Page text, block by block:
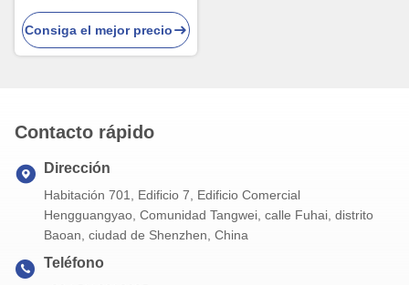
restauración dental sin
costuras con resistencia a
las manchas
Consiga el mejor precio
Contacto rápido
Dirección
Habitación 701, Edificio 7, Edificio Comercial
Hengguangyao, Comunidad Tangwei, calle Fuhai, distrito
Baoan, ciudad de Shenzhen, China
Teléfono